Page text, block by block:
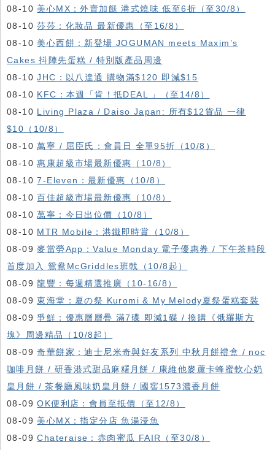
08-10 美心MX：外賣加餸 港式燒味 低至6折（至30/8）
08-10莎莎：化妝品 最新優惠（至16/8）
08-10 美心西餅：新登場 JOGUMAN meets Maxim’s
Cakes 抖陣先蛋糕 / 特別版產品周邊
08-10JHC：以八達通 購物滿$120 即減$15
08-10 KFC ：本週「肯！抵DEAL 」（至14/8）
08-10 Living Plaza / Daiso Japan: 所有$12貨品 一律
$10（10/8）
08-10萬寧 / 屈臣氏：會員日 全單95折（10/8）
08-10惠康超級市場最新優惠（10/8）
08-107-Eleven：最新優惠（10/8）
08-10百佳超級市場最新優惠（10/8）
08-10萬寧：今日出位價（10/8）
08-10 MTR Mobile：港鐵即時賞（10/8）
08-09麥當勞App：Value Monday 電子優惠券 / 下午茶時段
首度加入 鴛鴦McGriddles班戟（10/8起）
08-09龍豐：每週精選推廣（10-16/8）
08-09東海堂：夏の祭 Kuromi & My Melody夏祭蛋糕套裝
08-09爭鮮：優惠層層疊 滿7碟 即減1碟 / 換購《俄羅斯方
塊》周邊精品（10/8起）
08-09奇華餅家：迪士尼米奇與好友系列 中秋月餅禮盒 / noc
咖啡月餅 / 研香港式甜品麻糬月餅 / 康維他麥蘆卡蜂蜜軟心奶
皇月餅 / 茶餐廳風味奶皇月餅 / 國窖1573濃香月餅
08-09OK便利店：會員至抵價（至12/8）
08-09 美心MX：指定分店 魚湯浸魚
08-09Chateraise：赤肉蜜瓜 FAIR（至30/8）